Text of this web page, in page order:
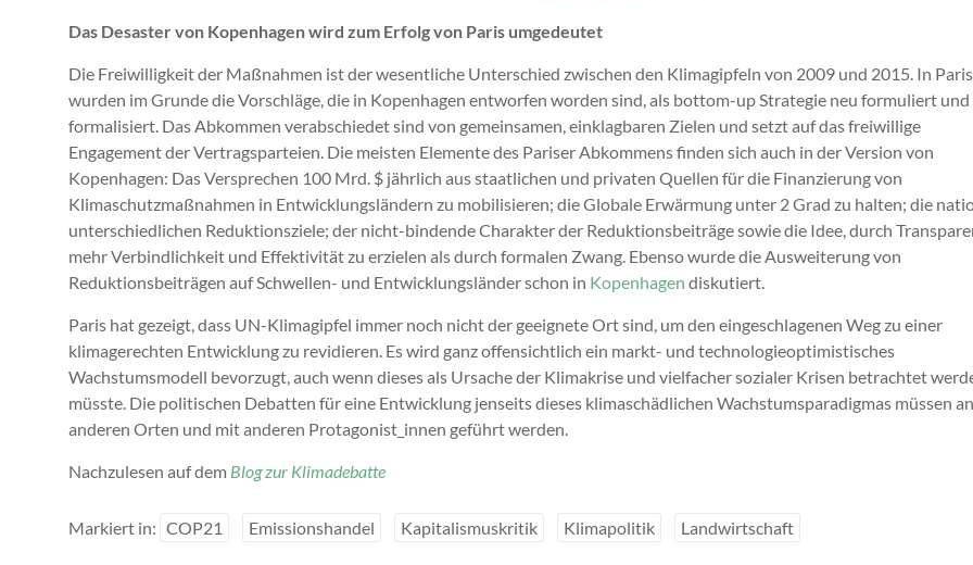
Das Desaster von Kopenhagen wird zum Erfolg von Paris umgedeutet
Die Freiwilligkeit der Maßnahmen ist der wesentliche Unterschied zwischen den Klimagipfeln von 2009 und 2015. In Paris
wurden im Grunde die Vorschläge, die in Kopenhagen entworfen worden sind, als bottom-up Strategie neu formuliert und
formalisiert. Das Abkommen verabschiedet sind von gemeinsamen, einklagbaren Zielen und setzt auf das freiwillige
Engagement der Vertragsparteien. Die meisten Elemente des Pariser Abkommens finden sich auch in der Version von
Kopenhagen: Das Versprechen 100 Mrd. $ jährlich aus staatlichen und privaten Quellen für die Finanzierung von
Klimaschutzmaßnahmen in Entwicklungsländern zu mobilisieren; die Globale Erwärmung unter 2 Grad zu halten; die
unterschiedlichen Reduktionsziele; der nicht-bindende Charakter der Reduktionsbeiträge sowie die Idee, durch
mehr Verbindlichkeit und Effektivität zu erzielen als durch formalen Zwang. Ebenso wurde die Ausweiterung von
Reduktionsbeiträgen auf Schwellen- und Entwicklungsländer schon in Kopenhagen diskutiert.
Paris hat gezeigt, dass UN-Klimagipfel immer noch nicht der geeignete Ort sind, um den eingeschlagenen Weg zu einer
klimagerechten Entwicklung zu revidieren. Es wird ganz offensichtlich ein markt- und technologieoptimistisches
Wachstumsmodell bevorzugt, auch wenn dieses als Ursache der Klimakrise und vielfacher sozialer Krisen betrachtet
müsste. Die politischen Debatten für eine Entwicklung jenseits dieses klimaschädlichen Wachstumsparadigmas müssen an
anderen Orten und mit anderen Protagonist_innen geführt werden.
Nachzulesen auf dem Blog zur Klimadebatte
Markiert in: COP21 Emissionshandel Kapitalismuskritik Klimapolitik Landwirtschaft